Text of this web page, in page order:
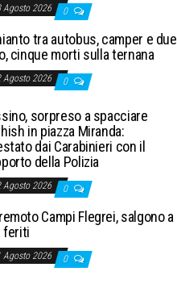
Agosto 2026 0
tra autobus, camper e due
cinque morti sulla ternana
Agosto 2026 0
sorpreso a spacciare
in piazza Miranda:
dai Carabinieri con il
della Polizia
Agosto 2026 0
Campi Flegrei, salgono a
feriti
Agosto 2026 0